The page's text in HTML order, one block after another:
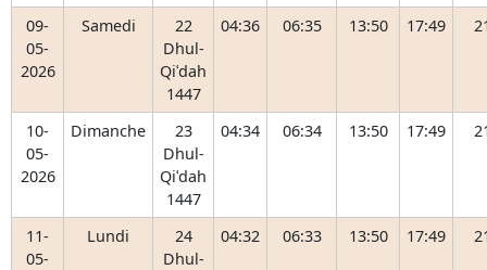
09-
05-
2026
Samedi
22
Dhul-
Qiʿdah
1447
04:36 06:35 13:50 17:49
10-
05-
2026
Dimanche
23
Dhul-
Qiʿdah
1447
04:34 06:34 13:50 17:49
11-
05-
Lundi
24
Dhul-
04:32 06:33 13:50 17:49